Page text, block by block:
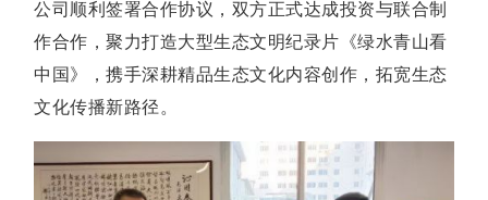
公司顺利签署合作协议，双方正式达成投资与联合制
作合作，聚力打造大型生态文明纪录片《绿水青山看
中国》，携手深耕精品生态文化内容创作，拓宽生态
文化传播新路径。